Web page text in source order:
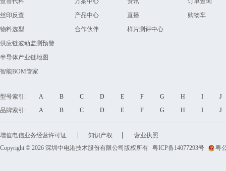
丝印反查
物料选型
供应链波动监测预警
半导体产业链地图
智能BOM管家
产品中心
合作伙伴
直播
样片测评中心
购物车
型号索引: A B C D E F G H I
品牌索引:
A B C D E F G H I
增值电信业务经营许可证 知识产权
营业执照
Copyright © 2026 深圳中电港技术股份有限公司版权所有 粤ICP备14077293号 粤